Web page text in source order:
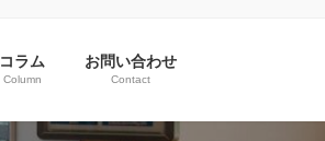
コラム
Column
お問い合わせ
Contact